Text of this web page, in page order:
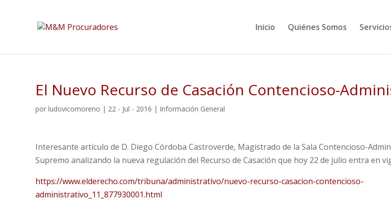
Inicio Quiénes Somos
El Nuevo Recurso de Casación Contencioso-
por ludovicomoreno | 22 - Jul - 2016 | Información General
Interesante artículo de D. Diego Córdoba Castroverde, Magistrado de la Sala Contencioso-
Supremo analizando la nueva regulación del Recurso de Casación que hoy 22 de julio entra en
https://www.elderecho.com/tribuna/administrativo/nuevo-recurso-casacion-contencioso-
administrativo_11_877930001.html